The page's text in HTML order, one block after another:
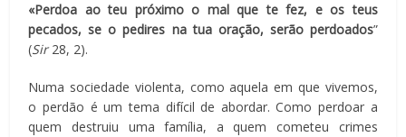
«Perdoa ao teu próximo o mal que te fez, e os teus
pecados, se o pedires na tua oração, serão perdoados”
(Sir28, 2).
Numa sociedade violenta, como aquela em que vivemos,
o perdão é um tema difícil de abordar. Como perdoar a
quem destruiu uma família, a quem cometeu crimes